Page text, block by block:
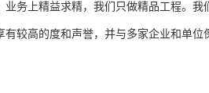
务上精益求精，我们只做精品工程。
较高的度和声誉，并与多家企业和单位